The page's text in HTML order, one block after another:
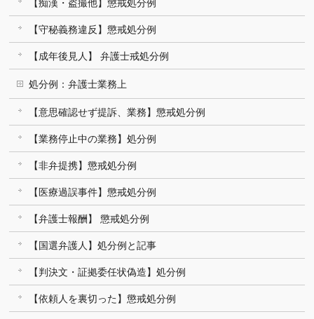
【痴漢・盗撮他】懲戒処分例
【守秘義務違反】懲戒処分例
【成年後見人】 弁護士戒処分例
処分例：弁護士業務上
【意思確認せず提訴、業務】懲戒処分例
【業務停止中の業務】処分例
【非弁提携】懲戒処分例
【医療過誤事件】懲戒処分例
【弁護士報酬】 懲戒処分例
【国選弁護人】処分例と記事
【判決文・証拠委任状偽造】処分例
【依頼人を裏切った】懲戒処分例